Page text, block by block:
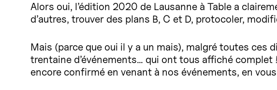
Alors oui, l’édition 2020 de Lausanne à Table a
d’autres, trouver des plans B, C et D, protocoler,
Mais (parce que oui il y a un mais), malgré toutes ces
trentaine d’événements… qui ont tous affiché complet
encore confirmé en venant à nos événements, en